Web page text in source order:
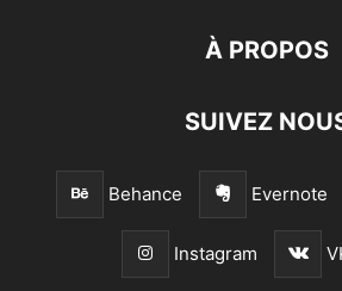
À PROPOS
SUIVEZ
Behance Evernote
Instagram